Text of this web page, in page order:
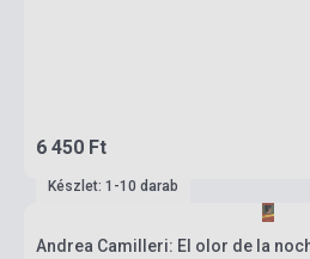
6 450 Ft
Készlet: 1-10 darab
Andrea Camilleri: El olor de la